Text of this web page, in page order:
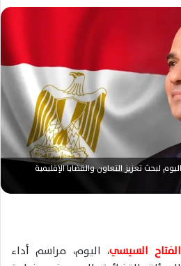
لبحث تعزيز التعاون والقضايا الإقليمية
السيسي، اليوم، مراسم أداء